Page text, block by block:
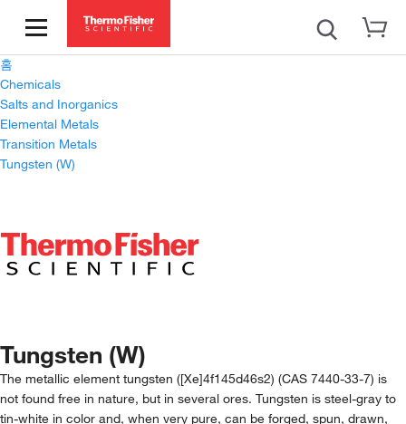
홈
Chemicals
Salts and Inorganics
Elemental Metals
Transition Metals
Tungsten (W)
Tungsten (W)
The metallic element tungsten ([Xe]4f145d46s2) (CAS 7440-33-7) is
not found free in nature, but in several ores. Tungsten is steel-gray to
tin-white in color and, when very pure, can be forged, spun, drawn,